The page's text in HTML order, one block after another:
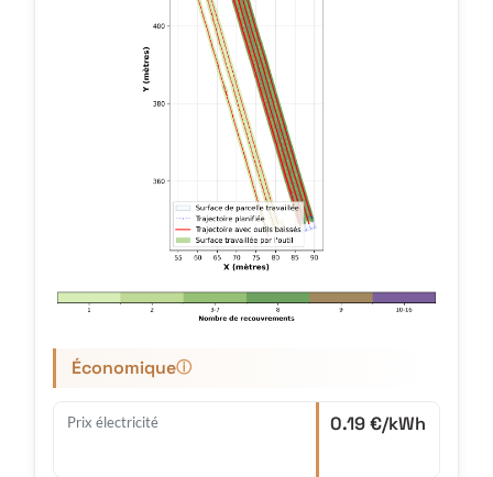
Économiqueⓘ
Prix électricité 0.19 €/kWh